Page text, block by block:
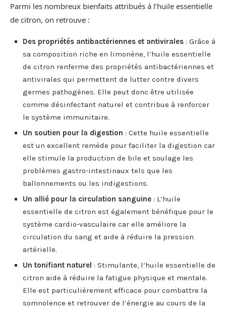
Parmi les nombreux bienfaits attribués à l’huile essentielle
de citron, on retrouve :
Des propriétés antibactériennes et antivirales : Grâce à
sa composition riche en limonène, l’huile essentielle
de citron renferme des propriétés antibactériennes et
antivirales qui permettent de lutter contre divers
germes pathogènes. Elle peut donc être utilisée
comme désinfectant naturel et contribue à renforcer
le système immunitaire.
Un soutien pour la digestion : Cette huile essentielle
est un excellent remède pour faciliter la digestion car
elle stimule la production de bile et soulage les
problèmes gastro-intestinaux tels que les
ballonnements ou les indigestions.
Un allié pour la circulation sanguine : L’huile
essentielle de citron est également bénéfique pour le
système cardio-vasculaire car elle améliore la
circulation du sang et aide à réduire la pression
artérielle.
Un tonifiant naturel : Stimulante, l’huile essentielle de
citron aide à réduire la fatigue physique et mentale.
Elle est particulièrement efficace pour combattre la
somnolence et retrouver de l’énergie au cours de la